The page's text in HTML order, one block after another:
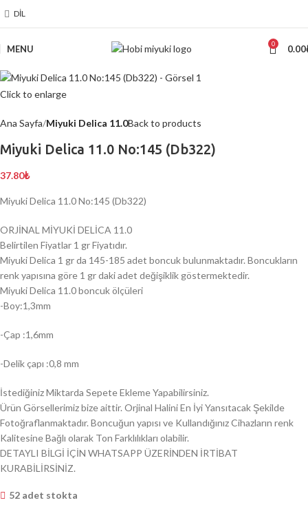
DIL
MENU 0 0.00
Click to enlarge
Ana Sayfa Miyuki Delica 11.0Back to products
Miyuki Delica 11.0 No:145 (Db322)
37.80₺
Miyuki Delica 11.0 No:145 (Db322)
ORJİNAL MİYUKİ DELİCA 11.0
Belirtilen Fiyatlar 1 gr Fiyatıdır.
Miyuki Delica 1 gr da 145-185 adet boncuk bulunmaktadır. Boncukların
renk yapısına göre 1 gr daki adet değişiklik göstermektedir.
Miyuki Delica 11.0 boncuk ölçüleri
-Boy:1,3mm
-Çap :1,6mm
-Delik çapı :0,8 mm
İstediğiniz Miktarda Sepete Ekleme Yapabilirsiniz.
Ürün Görsellerimiz bize aittir. Orjinal Halini En İyi Yansıtacak Şekilde
Fotoğraflanmaktadır. Boncuğun yapısı ve Kullandığınız Cihazların renk
Kalitesine Bağlı olarak Ton Farklılıkları olabilir.
DETAYLI BİLGİ İÇİN WHATSAPP ÜZERİNDEN İRTİBAT
KURABİLİRSİNİZ.
52 adet stokta